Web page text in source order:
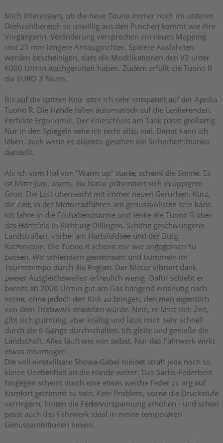
Mich interessiert, ob die neue Touno immer noch im unteren
Drehzahlbereich so unwillig aus den Puschen kommt wie ihre
Vorgängerin. Veränderung versprechen ein neues Mapping
und 25 mm längere Ansaugtrichter. Spätere Ausfahrten
werden bescheinigen, dass die Modifikationen den V2 unter
6000 U/min wachgerüttelt haben. Zudem erfüllt die Tuono R
die EURO 3 Norm.
Bis auf die spitzen Knie sitze ich sehr entspannt auf der Aprilia
Tuono R. Die Hände fallen automatisch auf die Lenkerenden.
Perfekte Ergonomie. Der Knieschluss am Tank passt großartig.
Nur in den Spiegeln sehe ich nicht allzu viel. Damit kann ich
leben, auch wenn es objektiv gesehen ein Sicherheitsmanko
darstellt.
Als ich vom Hof von "Warm up" starte, scheint die Sonne. Es
ist Mitte Juni, warm, die Natur präsentiert sich in üppigem
Grün. Die Luft überrascht mit immer neuen Gerüchen. Kurz,
die Zeit, in der Motorradfahren am genussvollsten sein kann.
Ich fahre in die Frühabendsonne und lenke die Tuono R über
das Härtsfeld in Richtung Dillingen. Schöne geschwungene
Landstraßen, vorbei am Härtsfeldsee und der Burg
Katzenstein. Die Tuono R scheint mir wie angegossen zu
passen. Wir schlendern gemeinsam und bummeln im
Tourentempo durch die Region. Der Motor vibriert dank
zweier Ausgleichswellen erfreulich wenig. Dafür schiebt er
bereits ab 2000 U/min gut am Gas hängend eindeutig nach
vorne, ohne jedoch den Kick zu bringen, den man eigentlich
von dem Triebwerk erwarten würde. Nein, er lässt sich Zeit,
gibt sich gutmütig, aber kräftig und lässt mich sehr schnell
durch die 6 Gänge durchschalten. Ich gleite und genieße die
Landschaft. Alles läuft wie von selbst. Nur das Fahrwerk wirkt
etwas inhomogen.
Die voll einstellbare Showa-Gabel meldet straff jede noch so
kleine Unebenheit an die Hände weiter. Das Sachs-Federbein
hingegen scheint durch eine etwas weiche Feder zu arg auf
Komfort getrimmt zu sein. Kein Problem, vorne die Druckstufe
verringern, hinten die Federvorspannung erhöhen - und schon
passt auch das Fahrwerk ideal in meine temporären
Genussambitionen hinein.